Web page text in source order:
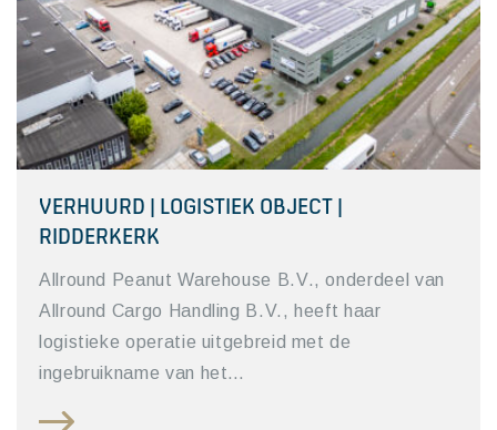
VERHUURD | LOGISTIEK OBJECT |
RIDDERKERK
Allround Peanut Warehouse B.V., onderdeel van
Allround Cargo Handling B.V., heeft haar
logistieke operatie uitgebreid met de
ingebruikname van het…